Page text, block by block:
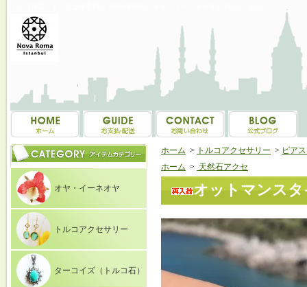
オヤ・イーネオヤ
トルコアクセサリー
ターコイズ（トルコ石）
ホーム > トルコアクセサリー > ピア
ホーム > 天然石アクセ
オットマンス